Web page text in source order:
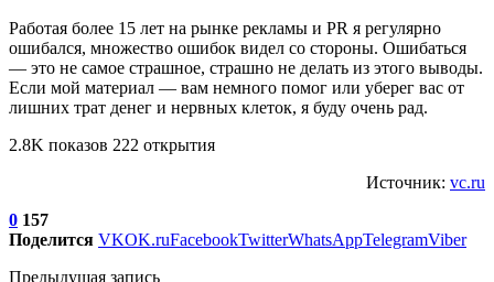
Работая более 15 лет на рынке рекламы и PR я регулярно
ошибался, множество ошибок видел со стороны. Ошибаться
— это не самое страшное, страшно не делать из этого выводы.
Если мой материал — вам немного помог или уберег вас от
лишних трат денег и нервных клеток, я буду очень рад.
2.8K показов 222 открытия
Источник: vc.ru
0 157
Поделится VKOK.ruFacebookTwitterWhatsAppTelegramViber
Предыдущая запись